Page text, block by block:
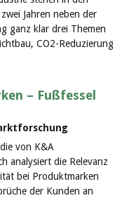
Jahren neben der
ganz klar drei Themen
CO2-Reduzierung
– Fußfessel
von K&A
analysiert die Relevanz
bei Produktmarken
der Kunden an